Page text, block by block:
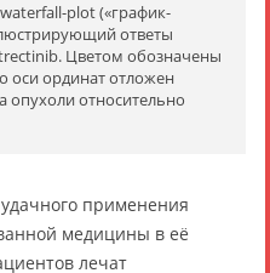
plot («график-
ответы
Цветом обозначены
оси ординат отложен
опухоли относительно
применения
медицины в её
лечат